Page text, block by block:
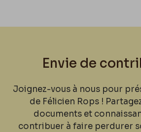
Envie de
Joignez-vous à nous pour
de Félicien Rops !
documents et
contribuer à faire perdurer